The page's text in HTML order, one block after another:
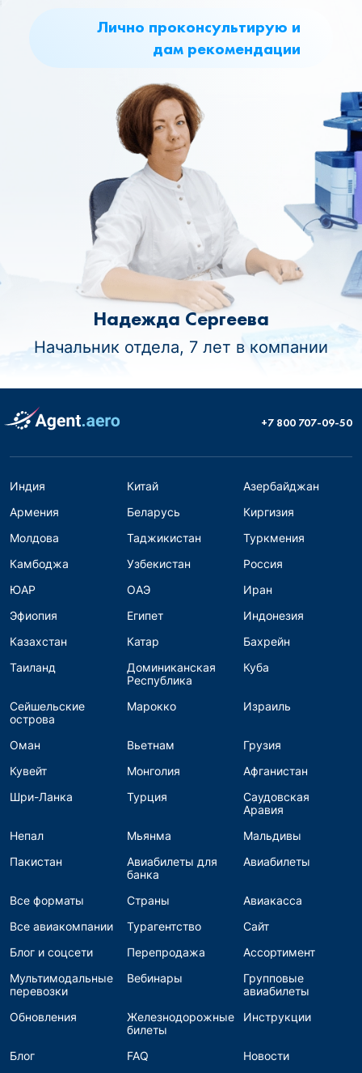
Лично проконсультирую и
дам рекомендации
Надежда Сергеева
Начальник отдела, 7 лет в компании
+7 800 707-09-50
Индия Китай
Азербайджан
Армения
Беларусь
Киргизия
Молдова
Таджикистан
Туркмения
Камбоджа
Узбекистан
Россия
ЮАР
ОАЭ
Иран
Эфиопия
Египет
Индонезия
Казахстан
Катар
Бахрейн
Таиланд
Доминиканская
Республика
Куба
Сейшельские
острова
Марокко Израиль
Оман Вьетнам
Грузия
Кувейт
Монголия
Афганистан
Шри-Ланка
Турция
Саудовская
Аравия
Непал
Мьянма
Мальдивы
Пакистан
Авиабилеты для
банка
Авиабилеты
Все форматы Страны
Авиакасса
Все авиакомпании
Турагентство
Сайт
Блог и соцсети
Перепродажа
Ассортимент
Мультимодальные
перевозки
Вебинары
Групповые
авиабилеты
Обновления
Железнодорожные
билеты
Инструкции
Блог FAQ
Новости